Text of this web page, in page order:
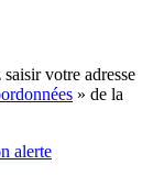
votre adresse
» de la
alerte